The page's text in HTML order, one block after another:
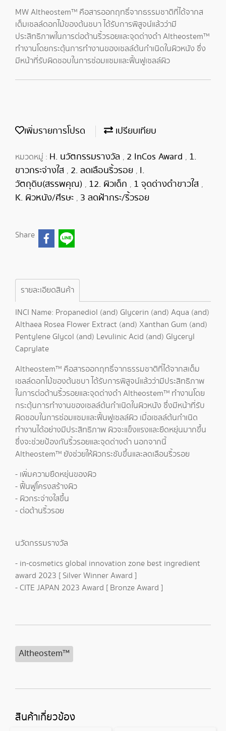
MW Altheostem™ คือสารออกฤทธิ์จากธรรมชาติที่ได้จากส
เต็มเซลล์ดอกไม้ของต้นชบา ได้รับการพิสูจน์แล้วว่ามี
ประสิทธิภาพในการต่อต้านริ้วรอยและจุดด่างดำ Altheostem™
ทำงานโดยกระตุ้นการทำงานของเซลล์ต้นกำเนิดในผิวหนัง ซึ่ง
มีหน้าที่รับผิดชอบในการซ่อมแซมและฟื้นฟูเซลล์ผิว
เพิ่มรายการโปรด เปรียบเทียบ
หมวดหมู่ : H. นวัตกรรมรางวัล , 2 InCos Award , 1.
ขาวกระจ่างใส , 2. ลดเลือนริ้วรอย , I.
วัตถุดิบ(สรรพคุณ) , 12. ผิวเด็ก , 1 จุดด่างดำขาวใส ,
K. ผิวหนัง/ศีรษะ , 3 ลดฝ้ากระ/ริ้วรอย
Share
รายละเอียดสินค้า
INCI Name: Propanediol (and) Glycerin (and) Aqua (and)
Althaea Rosea Flower Extract (and) Xanthan Gum (and)
Pentylene Glycol (and) Levulinic Acid (and) Glyceryl
Caprylate
Altheostem™ คือสารออกฤทธิ์จากธรรมชาติที่ได้จากสเต็ม
เซลล์ดอกไม้ของต้นชบา ได้รับการพิสูจน์แล้วว่ามีประสิทธิภาพ
ในการต่อต้านริ้วรอยและจุดด่างดำ Altheostem™ ทำงานโดย
กระตุ้นการทำงานของเซลล์ต้นกำเนิดในผิวหนัง ซึ่งมีหน้าที่รับ
ผิดชอบในการซ่อมแซมและฟื้นฟูเซลล์ผิว เมื่อเซลล์ต้นกำเนิด
ทำงานได้อย่างมีประสิทธิภาพ ผิวจะแข็งแรงและยืดหยุ่นมากขึ้น
ซึ่งจะช่วยป้องกันริ้วรอยและจุดด่างดำ นอกจากนี้
Altheostem™ ยังช่วยให้ผิวกระชับขึ้นและลดเลือนริ้วรอย
- เพิ่มความยืดหยุ่นของผิว
- ฟื้นฟูโครงสร้างผิว
- ผิวกระจ่างใสขึ้น
- ต่อต้านริ้วรอย
นวัตกรรมรางวัล
- in-cosmetics global innovation zone best ingredient
award 2023 [ Silver Winner Award ]
- CITE JAPAN 2023 Award [ Bronze Award ]
Altheostem™
สินค้าเกี่ยวข้อง